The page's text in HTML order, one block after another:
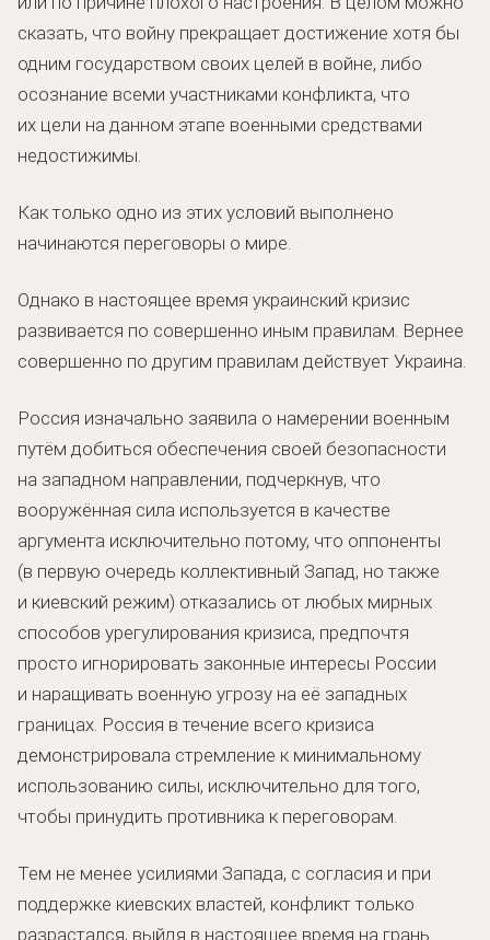
сказать, что войну прекращает достижение хотя бы
одним государством своих целей в войне, либо
осознание всеми участниками конфликта, что
их цели на данном этапе военными средствами
недостижимы.
Как только одно из этих условий выполнено
начинаются переговоры о мире.
Однако в настоящее время украинский кризис
развивается по совершенно иным правилам. Вернее
совершенно по другим правилам действует Украина.
Россия изначально заявила о намерении военным
путём добиться обеспечения своей безопасности
на западном направлении, подчеркнув, что
вооружённая сила используется в качестве
аргумента исключительно потому, что оппоненты
(в первую очередь коллективный Запад, но также
и киевский режим) отказались от любых мирных
способов урегулирования кризиса, предпочтя
просто игнорировать законные интересы России
и наращивать военную угрозу на её западных
границах. Россия в течение всего кризиса
демонстрировала стремление к минимальному
использованию силы, исключительно для того,
чтобы принудить противника к переговорам.
Тем не менее усилиями Запада, с согласия и при
поддержке киевских властей, конфликт только
разрастался, выйдя в настоящее время на грань